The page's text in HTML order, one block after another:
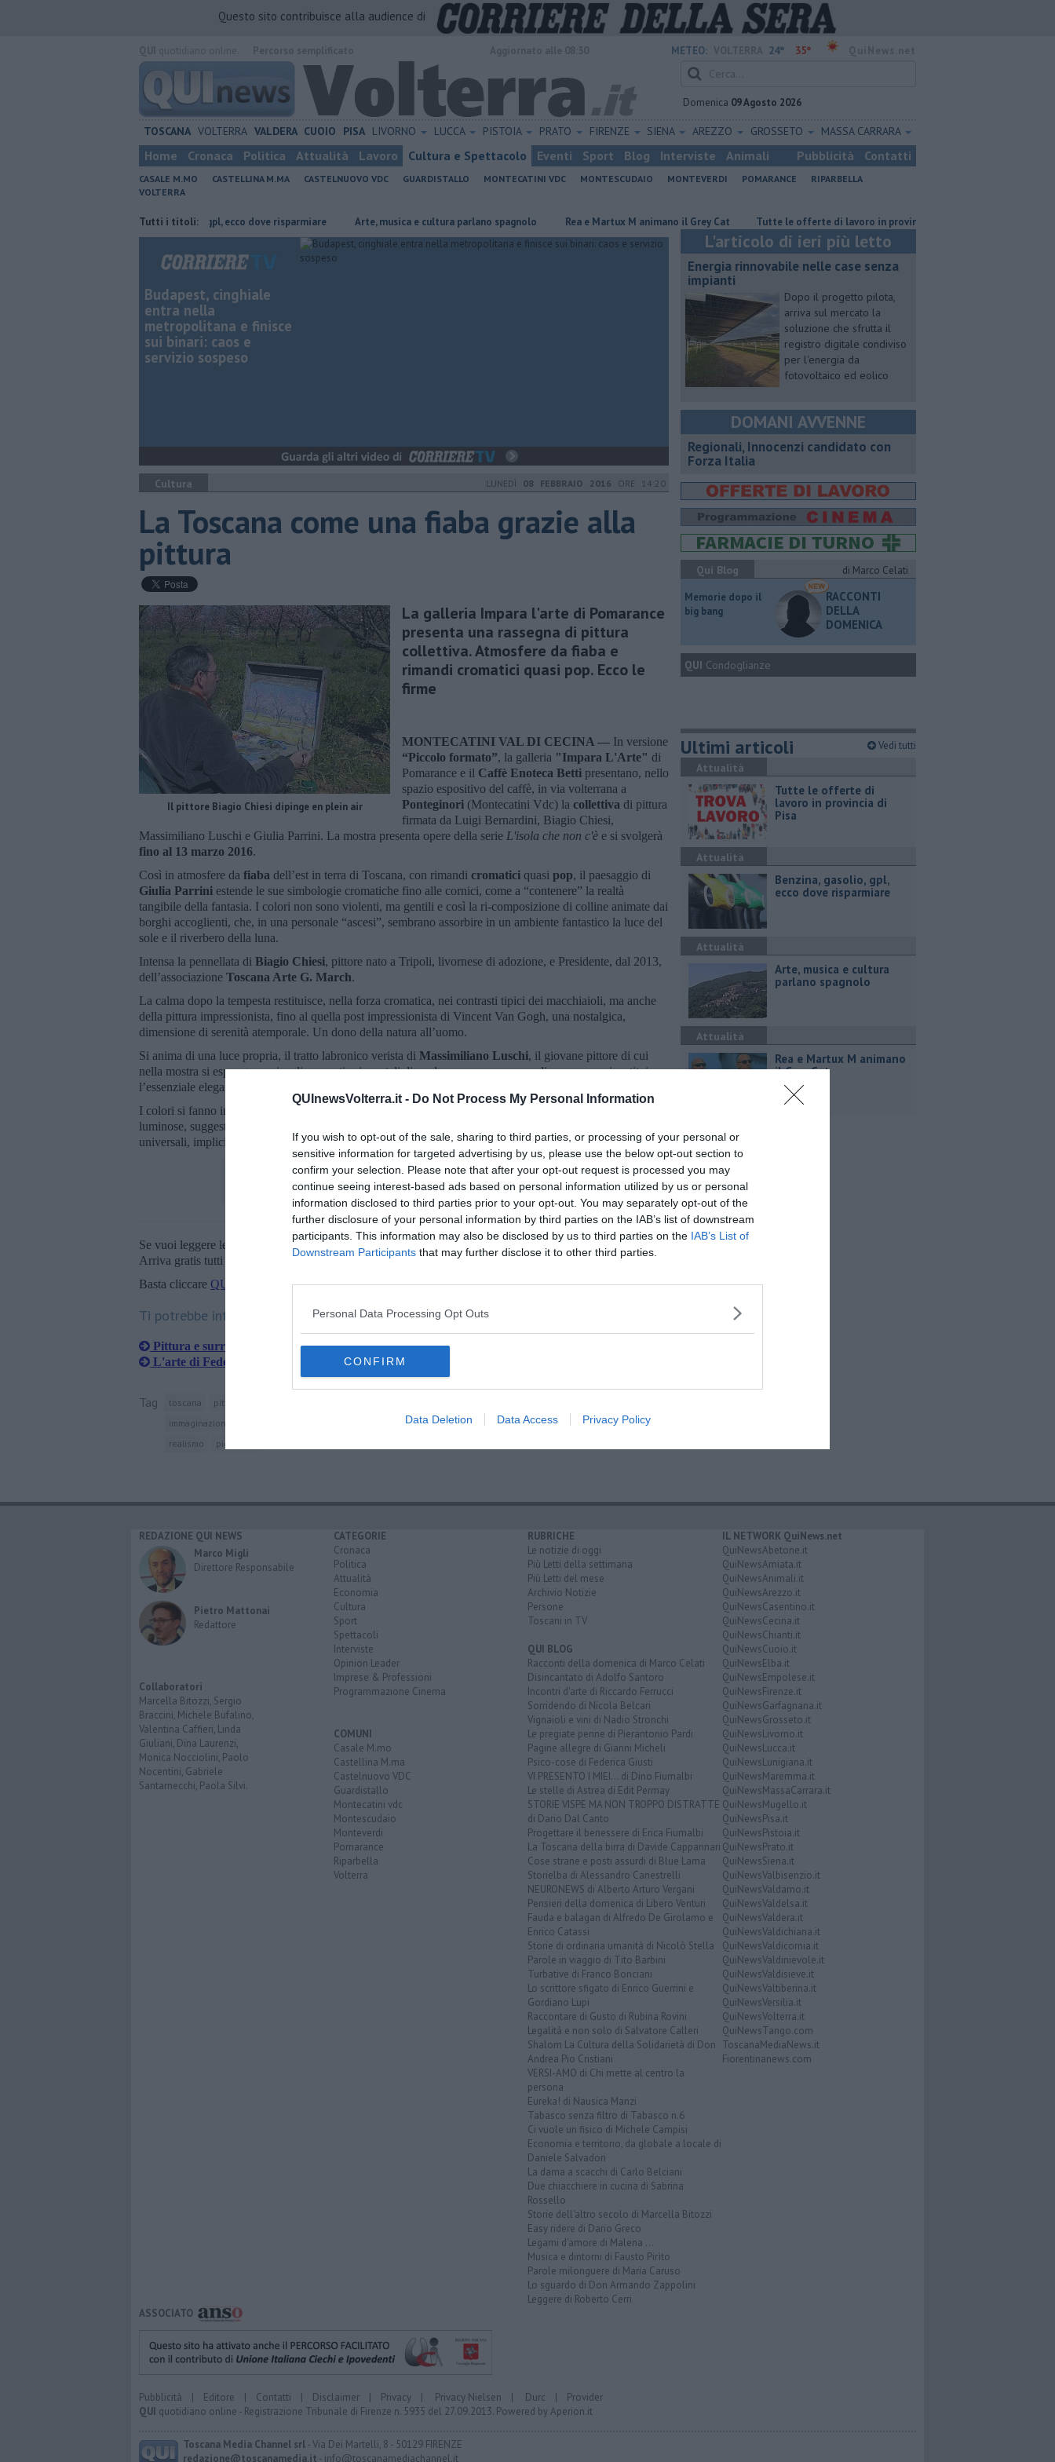
QUInewsVolterra.it - Do Not Process My Personal Information
If you wish to opt-out of the sale, sharing to third parties, or processing of your personal or
sensitive information for targeted advertising by us, please use the below opt-out section to
confirm your selection. Please note that after your opt-out request is processed you may
continue seeing interest-based ads based on personal information utilized by us or personal
information disclosed to third parties prior to your opt-out. You may separately opt-out of the
further disclosure of your personal information by third parties on the IAB’s list of downstream
participants. This information may also be disclosed by us to third parties on the IAB’s List of
Downstream Participants that may further disclose it to other third parties.
Personal Data Processing Opt Outs
CONFIRM
Data Deletion Data Access Privacy Policy
Questo sito contribuisce alla audience di
METEO: 24° 35°
Domenica 09 Agosto 2026
TOSCANA VOLTERRA VALDERA CUOIO PISA LIVORNO LUCCA PISTOIA PRATO FIRENZE SIENA AREZZO GROSSETO MASSA CARRARA
Home Cronaca Politica Attualità Lavoro Cultura e Spettacolo Eventi Sport Blog Interviste Animali Pubblicità Contatti
CASALE M.MO CASTELLINA M.MA CASTELNUOVO VDC GUARDISTALLO MONTECATINI VDC MONTESCUDAIO MONTEVERDI POMARANCE
RIPARBELLA
VOLTERRA
Tutti i titoli:
​Benzina, gasolio, gpl, ecco dove risparmiare Arte, musica e cultura parlano spagnolo Rea e Martux M animano il Grey Cat ​Tutte le offerte di lavoro in provincia di Pisa
Budapest, cinghiale
entra nella
metropolitana e finisce
sui binari: caos e
servizio sospeso
Cultura LUNEDÌ 08 FEBBRAIO 2016 ORE 14:20
La Toscana come una fiaba grazie alla
pittura
Il pittore Biagio Chiesi dipinge en plein air
La galleria Impara l'arte di Pomarance
presenta una rassegna di pittura
collettiva. Atmosfere da fiaba e
rimandi cromatici quasi pop. Ecco le
firme
MONTECATINI VAL DI CECINA — In versione
“Piccolo formato”, la galleria "Impara L'Arte" di
Pomarance e il Caffè Enoteca Betti presentano, nello
spazio espositivo del caffè, in via volterrana a
Ponteginori (Montecatini Vdc) la collettiva di pittura
firmata da Luigi Bernardini, Biagio Chiesi,
Massimiliano Luschi e Giulia Parrini. La mostra presenta opere della serie L'isola che non c'è e si svolgerà
fino al 13 marzo 2016.
Così in atmosfere da fiaba dell’est in terra di Toscana, con rimandi cromatici quasi pop, il paesaggio di
Giulia Parrini estende le sue simbologie cromatiche fino alle cornici, come a “contenere” la realtà
tangibile della fantasia. I colori non sono violenti, ma gentili e così la ri-composizione di colline animate dai
borghi accoglienti, che, in una personale “ascesi”, sembrano assorbire in un ambiente fantastico la luce del
sole e il riverbero della luna.
Intensa la pennellata di Biagio Chiesi, pittore nato a Tripoli, livornese di adozione, e Presidente, dal 2013,
dell’associazione Toscana Arte G. March.
La calma dopo la tempesta restituisce, nella forza cromatica, nei contrasti tipici dei macchiaioli, ma anche
della pittura impressionista, fino al quella post impressionista di Vincent Van Gogh, una nostalgica,
dimensione di serenità atemporale. Un dono della natura all’uomo.
Si anima di una luce propria, il tratto labronico verista di Massimiliano Luschi, il giovane pittore di cui
nella mostra si espongono piccoli spaccati orizzontali di quel mare maremmano e livornese a cui restituisce
l’essenziale eleganza e la forza narrativo-poetica, che scava nella memoria.
I colori si fanno innaturali, a cominciare dal naturale, nello stile pittorico di
luminose, suggestionate dagli spledidi scorci piombinesi dominati dal mare, assumono connotazioni
universali, implicitamente simboliche.
Se vuoi leggere le notizie principali della Toscana iscriviti alla
Newsletter QUInews - ToscanaMedia.
Arriva gratis tutti i giorni alle 20:00 direttamente nella tua casella di posta.
Basta cliccare QUI
Ti potrebbe interessare anche:
Pittura e surrealismo tra i soffioni
L'arte di Fedeli conquista il pubblico
Tag toscana pittura
immaginazione
macchiaioli post-impressionista
vincent van gogh
realismo
piombino
L'articolo di ieri più letto
Energia rinnovabile nelle case senza
impianti
Dopo il progetto pilota,
arriva sul mercato la
soluzione che sfrutta il
registro digitale condiviso
per l'energia da
fotovoltaico ed eolico
DOMANI AVVENNE
Regionali, Innocenzi candidato con
Forza Italia
Qui Blog
di Marco Celati
Memorie dopo il
big bang
RACCONTI
DELLA
DOMENICA
QUI Condoglianze
Ultimi articoli Vedi tutti
Attualità
​Tutte le offerte di
lavoro in provincia di
Pisa
Attualità
​Benzina, gasolio, gpl,
ecco dove risparmiare
Attualità
Arte, musica e cultura
parlano spagnolo
Attualità
Rea e Martux M animano
il Grey Cat
REDAZIONE QUI NEWS
Marco Migli
Direttore Responsabile
Pietro Mattonai
Redattore
Collaboratori
Marcella Bitozzi, Sergio
Braccini, Michele Bufalino,
Valentina Caffieri, Linda
Giuliani, Dina Laurenzi,
Monica Nocciolini, Paolo
Nocentini, Gabriele
Santarnecchi, Paola Silvi.
CATEGORIE
Cronaca
Politica
Attualità
Economia
Cultura
Sport
Spettacoli
Interviste
Opinion Leader
Imprese & Professioni
Programmazione Cinema
COMUNI
Casale M.mo
Castellina M.ma
Castelnuovo VDC
Guardistallo
Montecatini vdc
Montescudaio
Monteverdi
Pomarance
Riparbella
Volterra
RUBRICHE
Le notizie di oggi
Più Letti della settimana
Più Letti del mese
Archivio Notizie
Persone
Toscani in TV
QUI BLOG
Racconti della domenica di Marco Celati
Disincantato di Adolfo Santoro
Incontri d'arte di Riccardo Ferrucci
Sorridendo di Nicola Belcari
Vignaioli e vini di Nadio Stronchi
Le pregiate penne di Pierantonio Pardi
Pagine allegre di Gianni Micheli
Psico-cose di Federica Giusti
VI PRESENTO I MIEI... di Dino Fiumalbi
Le stelle di Astrea di Edit Permay
STORIE VISPE MA NON TROPPO DISTRATTE
di Dario Dal Canto
Progettare il benessere di Erica Fiumalbi
La Toscana della birra di Davide Cappannari
Cose strane e posti assurdi di Blue Lama
Storielba di Alessandro Canestrelli
NEURONEWS di Alberto Arturo Vergani
Pensieri della domenica di Libero Venturi
Fauda e balagan di Alfredo De Girolamo e
Enrico Catassi
Storie di ordinaria umanità di Nicolò Stella
Parole in viaggio di Tito Barbini
Turbative di Franco Bonciani
Lo scrittore sfigato di Enrico Guerrini e
Gordiano Lupi
Raccontare di Gusto di Rubina Rovini
Legalità e non solo di Salvatore Calleri
Shalom La Cultura della Solidarietà di Don
Andrea Pio Cristiani
VERSI-AMO di Chi mette al centro la
persona
Eureka! di Nausica Manzi
Tabasco senza filtro di Tabasco n.6
Ci vuole un fisico di Michele Campisi
Economia e territorio, da globale a locale di
Daniele Salvadori
La dama a scacchi di Carlo Belciani
Due chiacchiere in cucina di Sabrina
Rossello
Storie dell'altro secolo di Marcella Bitozzi
Easy ridere di Dario Greco
Legami d'amore di Malena ...
Musica e dintorni di Fausto Pirìto
Parole milonguere di Maria Caruso
Lo sguardo di Don Armando Zappolini
Leggere di Roberto Cerri
IL NETWORK QuiNews.net
QuiNewsAbetone.it
QuiNewsAmiata.it
QuiNewsAnimali.it
QuiNewsArezzo.it
QuiNewsCasentino.it
QuiNewsCecina.it
QuiNewsChianti.it
QuiNewsCuoio.it
QuiNewsElba.it
QuiNewsEmpolese.it
QuiNewsFirenze.it
QuiNewsGarfagnana.it
QuiNewsGrosseto.it
QuiNewsLivorno.it
QuiNewsLucca.it
QuiNewsLunigiana.it
QuiNewsMaremma.it
QuiNewsMassaCarrara.it
QuiNewsMugello.it
QuiNewsPisa.it
QuiNewsPistoia.it
QuiNewsPrato.it
QuiNewsSiena.it
QuiNewsValbisenzio.it
QuiNewsValdarno.it
QuiNewsValdelsa.it
QuiNewsValdera.it
QuiNewsValdichiana.it
QuiNewsValdicornia.it
QuiNewsValdinievole.it
QuiNewsValdisieve.it
QuiNewsValtiberina.it
QuiNewsVersilia.it
QuiNewsVolterra.it
QuiNewsTango.com
ToscanaMediaNews.it
Fiorentinanews.com
ASSOCIATO
Pubblicità | Editore | Contatti | Disclaimer | Privacy | Privacy Nielsen | Durc | Provider
QUI quotidiano online - Registrazione Tribunale di Firenze n. 5935 del 27.09.2013. Powered byAperion.it
Toscana Media Channel srl- Via Dei Martelli, 8 - 50129 FIRENZE
redazione@toscanamedia.it - info@toscanamediachannel.it